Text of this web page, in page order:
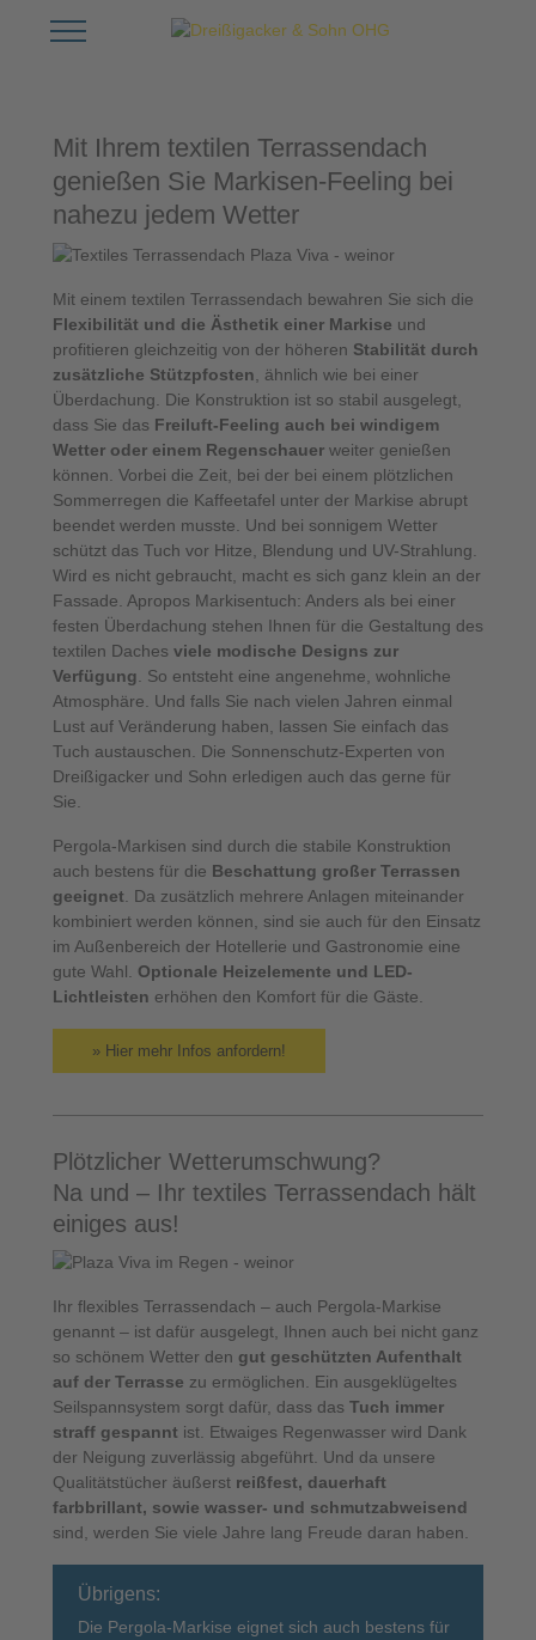
Mobile Menu Toggle
Mit Ihrem textilen Terrassendach
genießen Sie Markisen-Feeling bei
nahezu jedem Wetter
Mit einem textilen Terrassendach bewahren Sie sich die
Flexibilität und die Ästhetik einer Markise und
profitieren gleichzeitig von der höheren Stabilität durch
zusätzliche Stützpfosten , ähnlich wie bei einer
Überdachung. Die Konstruktion ist so stabil ausgelegt,
dass Sie das Freiluft-Feeling auch bei windigem
Wetter oder einem Regenschauer weiter genießen
können. Vorbei die Zeit, bei der bei einem plötzlichen
Sommerregen die Kaffeetafel unter der Markise abrupt
beendet werden musste. Und bei sonnigem Wetter
schützt das Tuch vor Hitze, Blendung und UV-Strahlung.
Wird es nicht gebraucht, macht es sich ganz klein an der
Fassade. Apropos Markisentuch: Anders als bei einer
festen Überdachung stehen Ihnen für die Gestaltung des
textilen Daches viele modische Designs zur
Verfügung . So entsteht eine angenehme, wohnliche
Atmosphäre. Und falls Sie nach vielen Jahren einmal
Lust auf Veränderung haben, lassen Sie einfach das
Tuch austauschen. Die Sonnenschutz-Experten von
Dreißigacker und Sohn erledigen auch das gerne für
Sie.
Pergola-Markisen sind durch die stabile Konstruktion
auch bestens für die Beschattung großer Terrassen
geeignet . Da zusätzlich mehrere Anlagen miteinander
kombiniert werden können, sind sie auch für den Einsatz
im Außenbereich der Hotellerie und Gastronomie eine
gute Wahl. Optionale Heizelemente und LED-
Lichtleisten erhöhen den Komfort für die Gäste.
» Hier mehr Infos anfordern!
Plötzlicher Wetterumschwung?
Na und – Ihr textiles Terrassendach hält
einiges aus!
Ihr flexibles Terrassendach – auch Pergola-Markise
genannt – ist dafür ausgelegt, Ihnen auch bei nicht ganz
so schönem Wetter den gut geschützten Aufenthalt
auf der Terrasse zu ermöglichen. Ein ausgeklügeltes
Seilspannsystem sorgt dafür, dass das Tuch immer
straff gespannt ist. Etwaiges Regenwasser wird Dank
der Neigung zuverlässig abgeführt. Und da unsere
Qualitätstücher äußerst reißfest, dauerhaft
farbbrillant, sowie wasser- und schmutzabweisend
sind, werden Sie viele Jahre lang Freude daran haben.
Übrigens:
Die Pergola-Markise eignet sich auch bestens für